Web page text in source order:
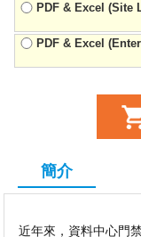
PDF & Excel (Site
PDF & Excel
簡介
近年來，資料中心門